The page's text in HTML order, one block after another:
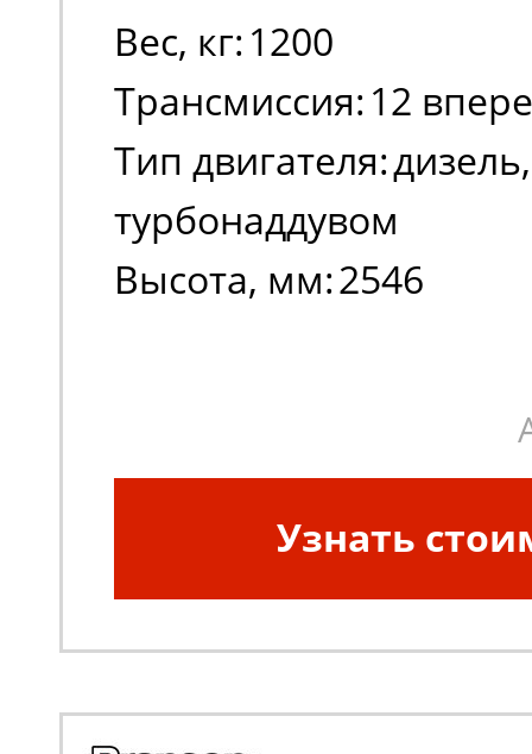
Вес, кг: 1200
Трансмиссия: 12
Тип двигателя:
турбонаддувом
Высота, мм:2546
Узнать